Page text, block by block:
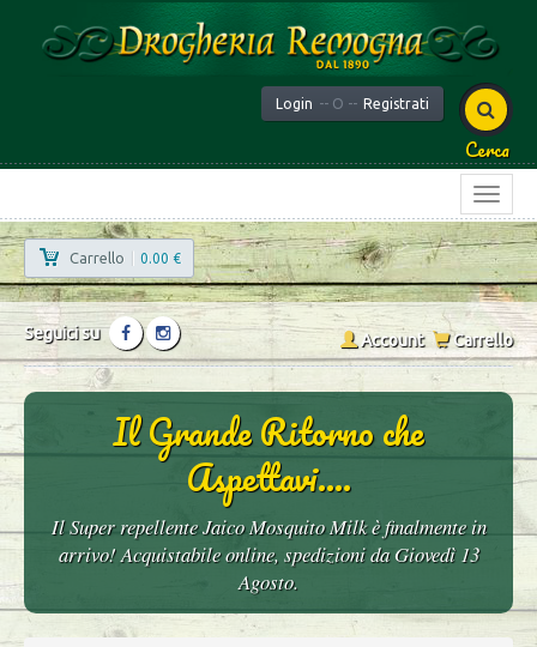
Login -- O -- Registrati
Cerca
Carrello 0.00 €
Seguici su Account Carrello
Il Grande Ritorno che
Aspettavi....
Il Super repellente Jaico Mosquito Milk è finalmente in
arrivo! Acquistabile online, spedizioni da Giovedì 13
Agosto.